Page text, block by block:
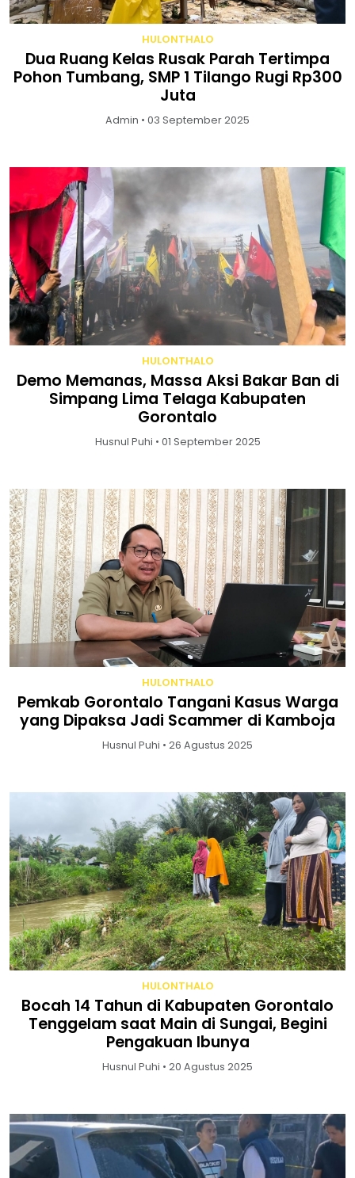
HULONTHALO
Dua Ruang Kelas Rusak Parah Tertimpa
Pohon Tumbang, SMP 1 Tilango Rugi Rp300
Juta
Admin • 03 September 2025
HULONTHALO
Demo Memanas, Massa Aksi Bakar Ban di
Simpang Lima Telaga Kabupaten
Gorontalo
Husnul Puhi • 01 September 2025
HULONTHALO
Pemkab Gorontalo Tangani Kasus Warga
yang Dipaksa Jadi Scammer di Kamboja
Husnul Puhi • 26 Agustus 2025
HULONTHALO
Bocah 14 Tahun di Kabupaten Gorontalo
Tenggelam saat Main di Sungai, Begini
Pengakuan Ibunya
Husnul Puhi • 20 Agustus 2025